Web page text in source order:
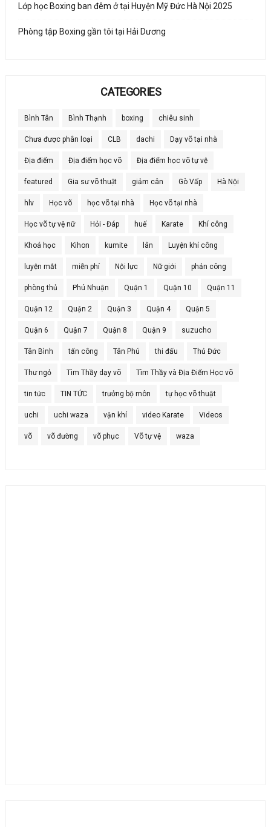
Lớp học Boxing ban đêm ở tại Huyện Mỹ Đức Hà Nội 2025
Phòng tập Boxing gần tôi tại Hải Dương
CATEGORIES
Bình Tân Bình Thạnh boxing chiêu sinh
Chưa được phân loại CLB dachi Dạy võ tại nhà
Địa điểm Địa điểm học võ Địa điểm học võ tự vệ
featured Gia sư võ thuật giảm cân Gò Vấp Hà Nội
hlv Học võ học võ tại nhà Học võ tại nhà
Học võ tự vệ nữ Hỏi - Đáp huế Karate Khí công
Khoá học Kihon kumite lân Luyện khí công
luyện mắt miễn phí Nội lực Nữ giới phản công
phòng thủ Phú Nhuận Quận 1 Quận 10 Quận 11
Quận 12 Quận 2 Quận 3 Quận 4 Quận 5
Quận 6 Quận 7 Quận 8 Quận 9 suzucho
Tân Bình tấn công Tân Phú thi đấu Thủ Đức
Thư ngỏ Tìm Thầy dạy võ Tìm Thầy và Địa Điểm Học võ
tin tức TIN TỨC trưởng bộ môn tự học võ thuật
uchi uchi waza vận khí video Karate Videos
võ võ đường võ phục Võ tự vệ waza